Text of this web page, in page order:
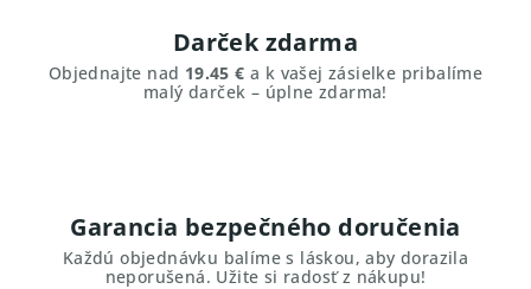
Darček zdarma
Objednajte nad 19.45 € a k vašej zásielke pribalíme
malý darček – úplne zdarma!
Garancia bezpečného doručenia
Každú objednávku balíme s láskou, aby dorazila
neporušená. Užite si radosť z nákupu!